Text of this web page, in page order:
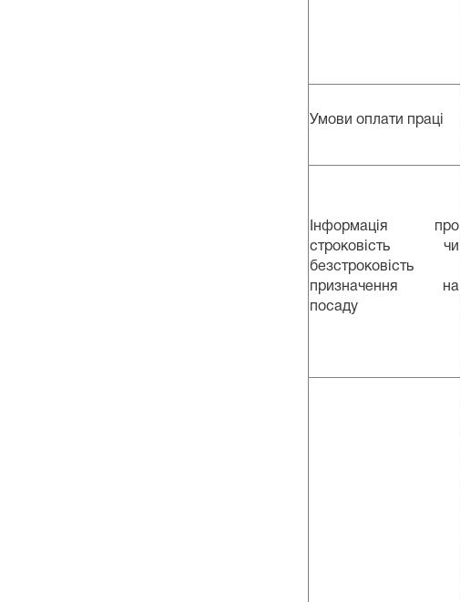
Умови оплати праці
Інформація про
строковість чи
безстроковість
призначення на
посаду